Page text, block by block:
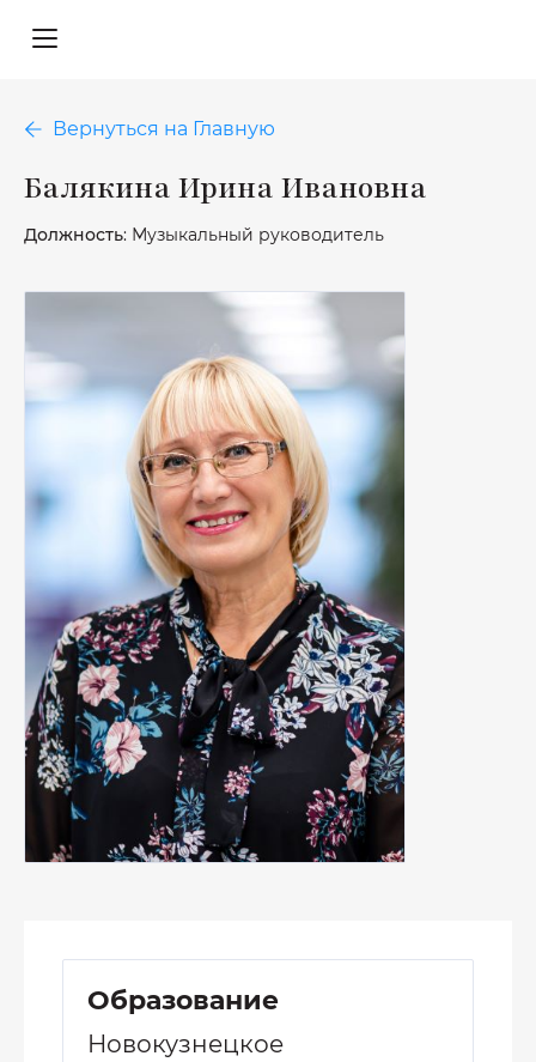
Вернуться на Главную
Балякина Ирина Ивановна
Должность: Музыкальный руководитель
Образование
Новокузнецкое